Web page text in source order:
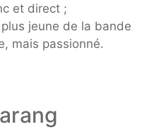
et direct ;
plus jeune de la bande
mais passionné.